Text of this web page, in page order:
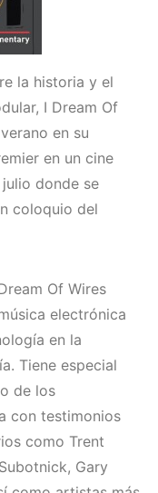
la historia y el
I Dream Of
en su
en un cine
donde se
coloquio del
Of Wires
electrónica
en la
Tiene especial
de los
con testimonios
como Trent
Gary